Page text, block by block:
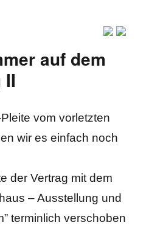
auf dem
II
vom vorletzten
wir es einfach noch
der Vertrag mit dem
– Ausstellung und
terminlich verschoben